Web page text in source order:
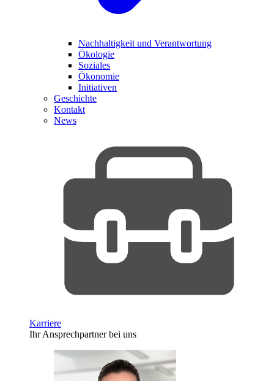
Nachhaltigkeit und Verantwortung
Ökologie
Soziales
Ökonomie
Initiativen
Geschichte
Kontakt
News
Karriere
Ihr Ansprechpartner bei uns